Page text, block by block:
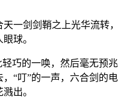
一剑剑鞘之上光华流转，
球。
巧的一唤，然后毫无预兆
“叮”的一声，六合剑的电
出。